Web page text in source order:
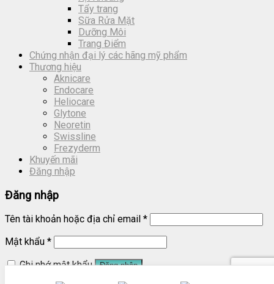
Tẩy trang
Sữa Rửa Mặt
Dưỡng Môi
Trang Điểm
Chứng nhận đại lý các hãng mỹ phẩm
Thương hiệu
Aknicare
Endocare
Heliocare
Glytone
Neoretin
Swissline
Frezyderm
Khuyến mãi
Đăng nhập
Đăng nhập
Tên tài khoản hoặc địa chỉ email *
Mật khẩu *
Ghi nhớ mật khẩu
Đăng nhập